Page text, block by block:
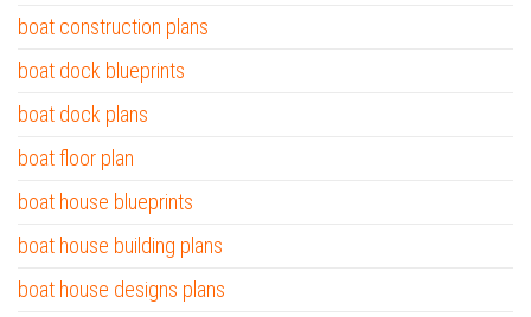
boat construction plans
boat dock blueprints
boat dock plans
boat floor plan
boat house blueprints
boat house building plans
boat house designs plans